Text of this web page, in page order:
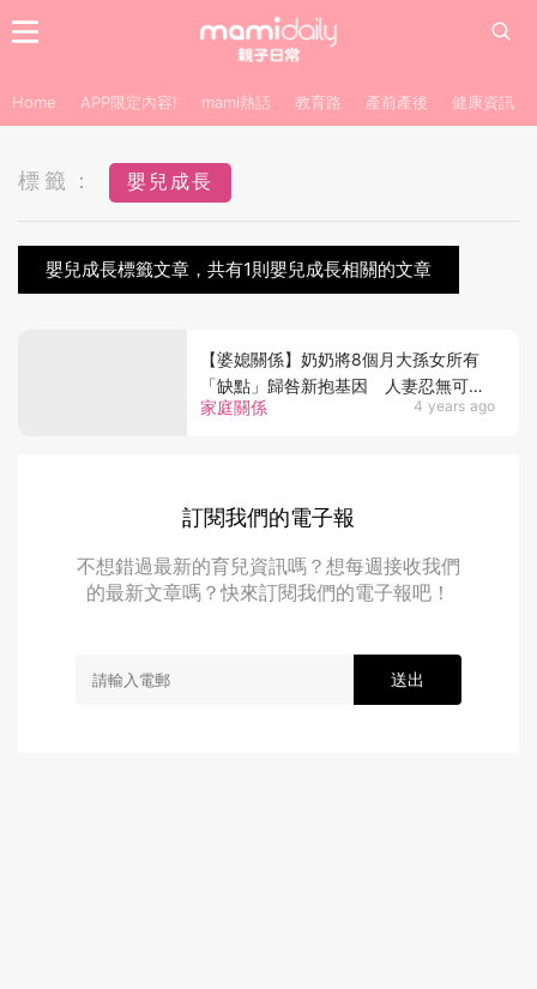
Home APP限定內容! mami熱話 教育路 產前產後 健康資訊
標籤： 嬰兒成長
嬰兒成長標籤文章，共有1則嬰兒成長相關的文章
家庭關係 4 years ago
【婆媳關係】奶奶將8個月大孫女所有
「缺點」歸咎新抱基因 人妻忍無可忍
反抗卻遭男家親友斥責
訂閱我們的電子報
不想錯過最新的育兒資訊嗎？想每週接收我們
的最新文章嗎？快來訂閱我們的電子報吧！
送出